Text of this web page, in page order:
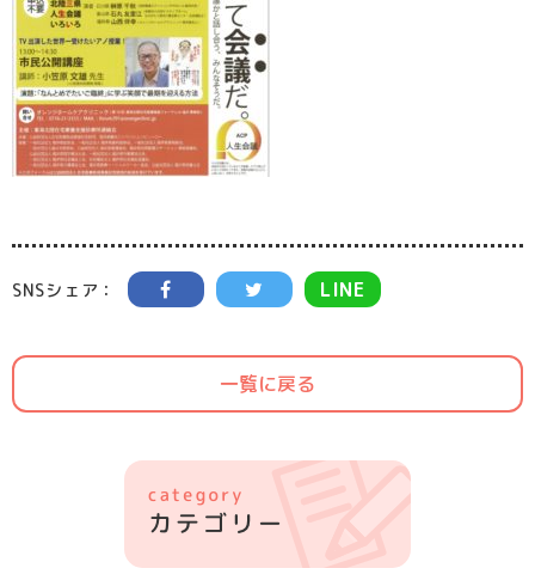
SNSシェア： LINE
一覧に戻る